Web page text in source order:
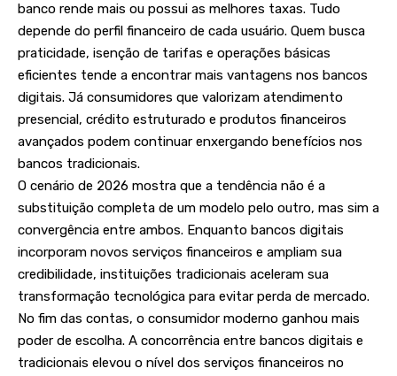
banco rende mais ou possui as melhores taxas. Tudo
depende do perfil financeiro de cada usuário. Quem busca
praticidade, isenção de tarifas e operações básicas
eficientes tende a encontrar mais vantagens nos bancos
digitais. Já consumidores que valorizam atendimento
presencial, crédito estruturado e produtos financeiros
avançados podem continuar enxergando benefícios nos
bancos tradicionais.
O cenário de 2026 mostra que a tendência não é a
substituição completa de um modelo pelo outro, mas sim a
convergência entre ambos. Enquanto bancos digitais
incorporam novos serviços financeiros e ampliam sua
credibilidade, instituições tradicionais aceleram sua
transformação tecnológica para evitar perda de mercado.
No fim das contas, o consumidor moderno ganhou mais
poder de escolha. A concorrência entre bancos digitais e
tradicionais elevou o nível dos serviços financeiros no